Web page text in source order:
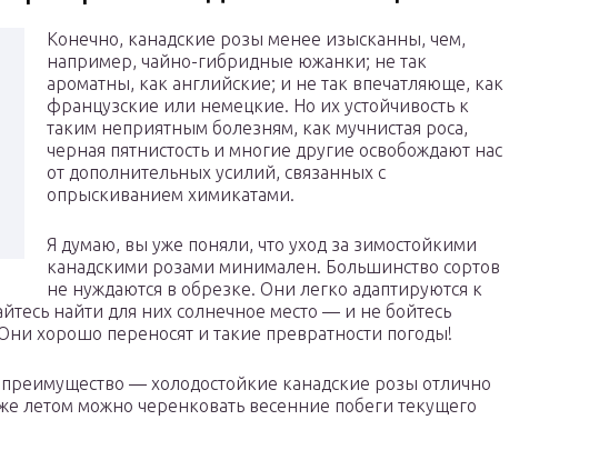
Конечно, канадские розы менее изысканны, чем,
например, чайно-гибридные южанки; не так
ароматны, как английские; и не так впечатляюще, как
французские или немецкие. Но их устойчивость к
таким неприятным болезням, как мучнистая роса,
черная пятнистость и многие другие освобождают нас
от дополнительных усилий, связанных с
опрыскиванием химикатами.
Я думаю, вы уже поняли, что уход за зимостойкими
канадскими розами минимален. Большинство сортов
не нуждаются в обрезке. Они легко адаптируются к
найти для них солнечное место — и не бойтесь
хорошо переносят и такие превратности погоды!
— холодостойкие канадские розы отлично
летом можно черенковать весенние побеги текущего